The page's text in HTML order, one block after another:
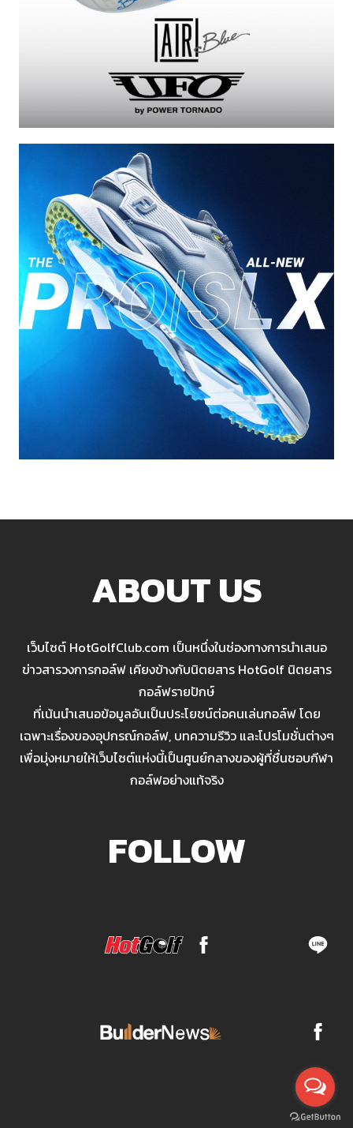
ABOUT US
เว็บไซต์ HotGolfClub.com เป็นหนึ่งในช่องทางการนำเสนอ
ข่าวสารวงการกอล์ฟ เคียงข้างกับนิตยสาร HotGolf นิตยสาร
กอล์ฟรายปักษ์
ที่เน้นนำเสนอข้อมูลอันเป็นประโยชน์ต่อคนเล่นกอล์ฟ โดย
เฉพาะเรื่องของอุปกรณ์กอล์ฟ, บทความรีวิว และโปรโมชั่นต่างๆ
เพื่อมุ่งหมายให้เว็บไซต์แห่งนี้เป็นศูนย์กลางของผู้ที่ชื่นชอบกีฬา
กอล์ฟอย่างแท้จริง
FOLLOW